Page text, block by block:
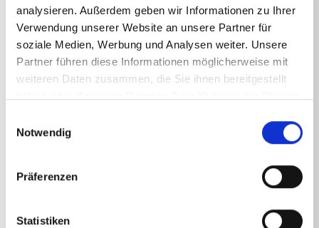
analysieren. Außerdem geben wir Informationen zu Ihrer
Verwendung unserer Website an unsere Partner für
soziale Medien, Werbung und Analysen weiter. Unsere
Partner führen diese Informationen möglicherweise mit
weiteren Daten zusammen, die Sie ihnen bereitgestellt
Notwendig
Präferenzen
Statistiken
K 1154 TST 2800 psi
Anschluss Frequenz
Anschluss Stromstärke